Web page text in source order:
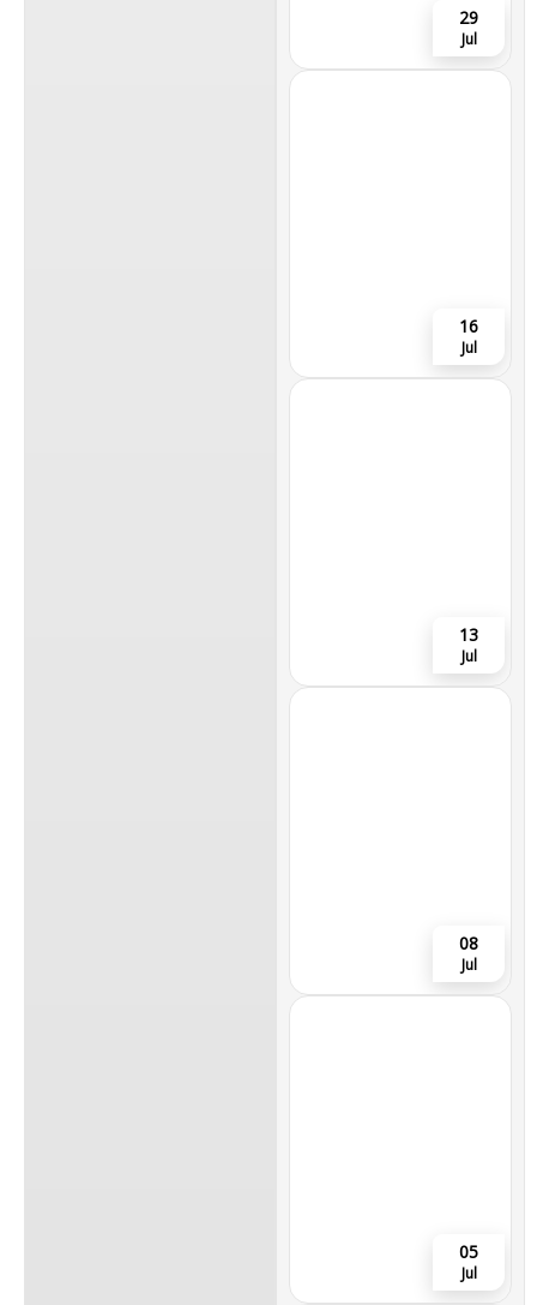
29
Jul
16
Jul
13
Jul
08
Jul
05
Jul